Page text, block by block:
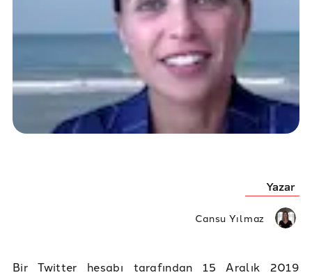
Yazar
Cansu Yılmaz
Bir Twitter hesabı tarafından 15 Aralık 2019